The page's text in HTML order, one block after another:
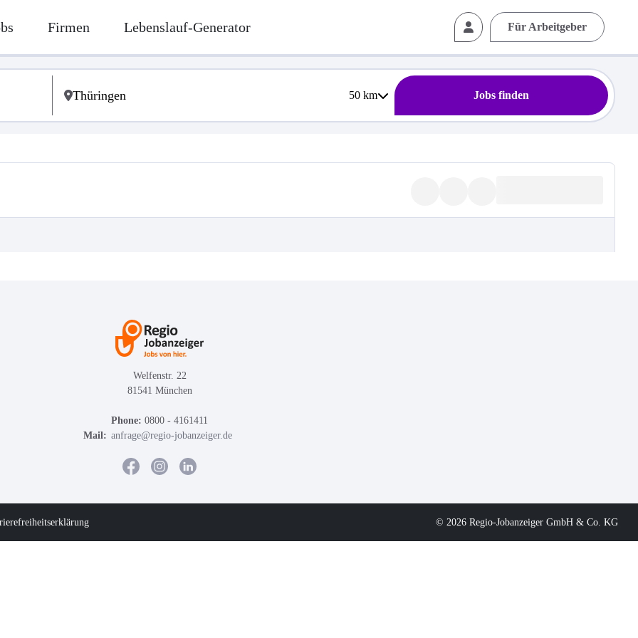
Firmen Lebenslauf-Generator Für Arbeitgeber
50km Jobs finden
Welfenstr. 22
81541 München
Phone: 0800 - 4161411
Mail: anfrage@regio-jobanzeiger.de
© 2026 Regio-Jobanzeiger GmbH & Co. KG